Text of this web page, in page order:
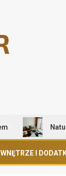
WNĘTRZE I